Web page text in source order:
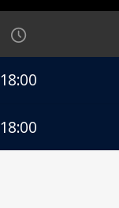
18:00
18:00